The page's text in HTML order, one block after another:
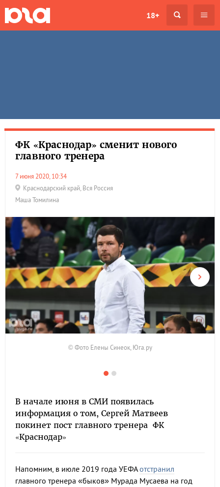
18+
ФК «Краснодар» сменит нового
главного тренера
7 июня 2020, 10:34
Краснодарский край, Вся Россия
Маша Томилина
© Фото Елены Синеок, Юга.ру
В начале июня в СМИ появилась
информация о том, Сергей Матвеев
покинет пост главного тренера ФК
«Краснодар»
Напомним, в июле 2019 года УЕФАотстранил
главного тренера «быков» Мурада Мусаева на год